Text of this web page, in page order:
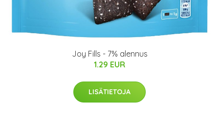
Joy Fills - 7% alennus
1.29 EUR
LISÄTIETOJA